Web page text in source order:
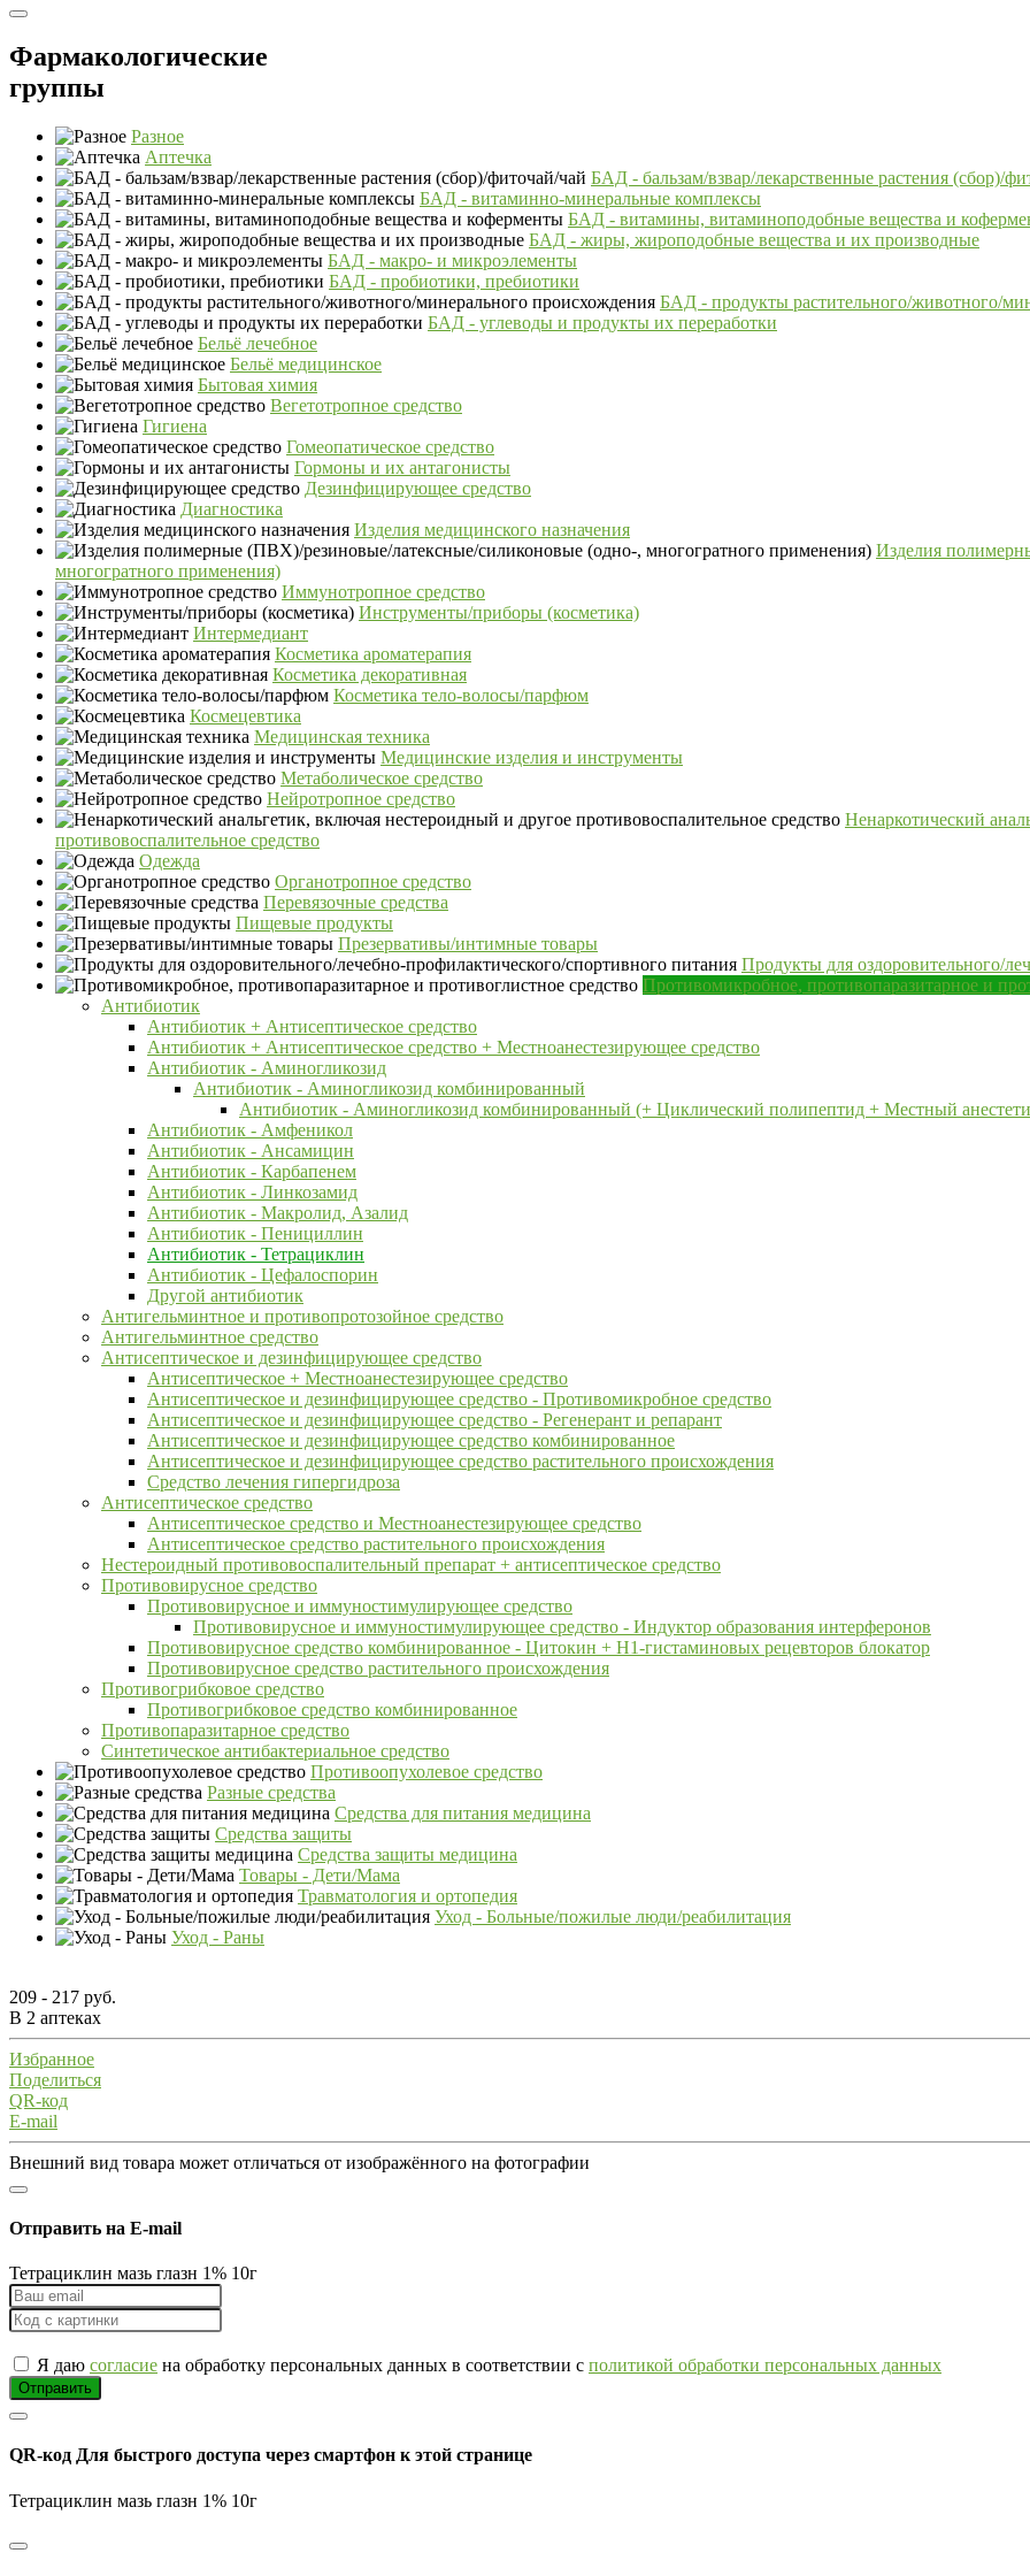
Фармакологические
группы
Разное
Аптечка
БАД - бальзам/взвар/лекарственные растения (сбор)/
БАД - витаминно-минеральные комплексы
БАД - витамины, витаминоподобные вещества и
БАД - жиры, жироподобные вещества и их производные
БАД - макро- и микроэлементы
БАД - пробиотики, пребиотики
БАД - продукты растительного/животного/
БАД - углеводы и продукты их переработки
Бельё лечебное
Бельё медицинское
Бытовая химия
Вегетотропное средство
Гигиена
Гомеопатическое средство
Гормоны и их антагонисты
Дезинфицирующее средство
Диагностика
Изделия медицинского назначения
Изделия
многогратного применения)
Иммунотропное средство
Инструменты/приборы (косметика)
Интермедиант
Косметика ароматерапия
Косметика декоративная
Косметика тело-волосы/парфюм
Космецевтика
Медицинская техника
Медицинские изделия и инструменты
Метаболическое средство
Нейротропное средство
Ненаркотический
противовоспалительное средство
Одежда
Органотропное средство
Перевязочные средства
Пищевые продукты
Презервативы/интимные товары
Продукты для оздоровительного/
Противомикробное, противопаразитарное и
Антибиотик
Антибиотик + Антисептическое средство
Антибиотик + Антисептическое средство + Местноанестезирующее средство
Антибиотик - Аминогликозид
Антибиотик - Аминогликозид комбинированный
Антибиотик - Аминогликозид комбинированный (+ Циклический полипептид + Местный
Антибиотик - Амфеникол
Антибиотик - Ансамицин
Антибиотик - Карбапенем
Антибиотик - Линкозамид
Антибиотик - Макролид, Азалид
Антибиотик - Пенициллин
Антибиотик - Тетрациклин
Антибиотик - Цефалоспорин
Другой антибиотик
Антигельминтное и противопротозойное средство
Антигельминтное средство
Антисептическое и дезинфицирующее средство
Антисептическое + Местноанестезирующее средство
Антисептическое и дезинфицирующее средство - Противомикробное средство
Антисептическое и дезинфицирующее средство - Регенерант и репарант
Антисептическое и дезинфицирующее средство комбинированное
Антисептическое и дезинфицирующее средство растительного происхождения
Средство лечения гипергидроза
Антисептическое средство
Антисептическое средство и Местноанестезирующее средство
Антисептическое средство растительного происхождения
Нестероидный противовоспалительный препарат + антисептическое средство
Противовирусное средство
Противовирусное и иммуностимулирующее средство
Противовирусное и иммуностимулирующее средство - Индуктор образования интерферонов
Противовирусное средство комбинированное - Цитокин + Н1-гистаминовых рецевторов блокатор
Противовирусное средство растительного происхождения
Противогрибковое средство
Противогрибковое средство комбинированное
Противопаразитарное средство
Синтетическое антибактериальное средство
Противоопухолевое средство
Разные средства
Средства для питания медицина
Средства защиты
Средства защиты медицина
Товары - Дети/Мама
Травматология и ортопедия
Уход - Больные/пожилые люди/реабилитация
Уход - Раны
209 - 217 руб.
В 2 аптеках
Избранное
Поделиться
QR-код
E-mail
Внешний вид товара может отличаться от изображённого на фотографии
Отправить на E-mail
Тетрациклин мазь глазн 1% 10г
Я даю согласие на обработку персональных данных в соответствии с политикой обработки персональных данных
Отправить
QR-код Для быстрого доступа через смартфон к этой странице
Тетрациклин мазь глазн 1% 10г